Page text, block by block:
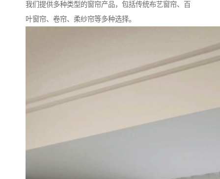
我们提供多种类型的窗帘产品，包括传统布艺窗帘、百
叶窗帘、卷帘、柔纱帘等多种选择。